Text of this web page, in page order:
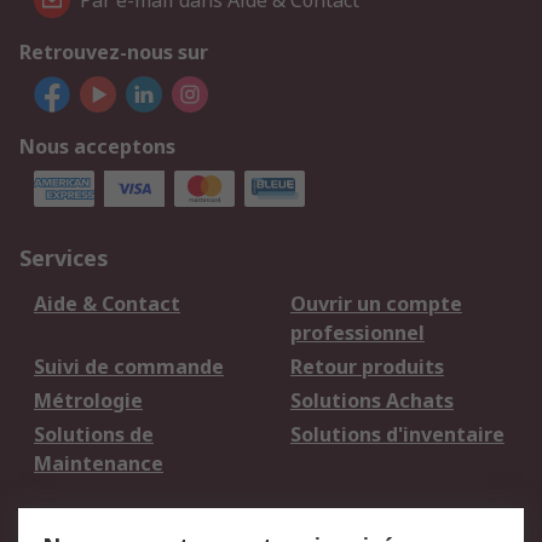
Retrouvez-nous sur
Nous acceptons
Services
Aide & Contact
Ouvrir un compte
professionnel
Suivi de commande
Retour produits
Métrologie
Solutions Achats
Solutions de
Maintenance
Solutions d'inventaire